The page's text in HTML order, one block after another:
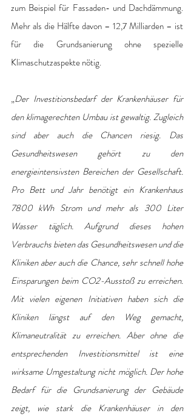
zum Beispiel für Fassaden- und Dachdämmung.
Mehr als die Hälfte davon – 12,7 Milliarden – ist
für die Grundsanierung ohne spezielle
Klimaschutzaspekte nötig.
„Der Investitionsbedarf der Krankenhäuser für
den klimagerechten Umbau ist gewaltig. Zugleich
sind aber auch die Chancen riesig. Das
Gesundheitswesen gehört zu den
energieintensivsten Bereichen der Gesellschaft.
Pro Bett und Jahr benötigt ein Krankenhaus
7800 kWh Strom und mehr als 300 Liter
Wasser täglich. Aufgrund dieses hohen
Verbrauchs bieten das Gesundheitswesen und die
Kliniken aber auch die Chance, sehr schnell hohe
Einsparungen beim CO2-Ausstoß zu erreichen.
Mit vielen eigenen Initiativen haben sich die
Kliniken längst auf den Weg gemacht,
Klimaneutralität zu erreichen. Aber ohne die
entsprechenden Investitionsmittel ist eine
wirksame Umgestaltung nicht möglich. Der hohe
Bedarf für die Grundsanierung der Gebäude
zeigt, wie stark die Krankenhäuser in den